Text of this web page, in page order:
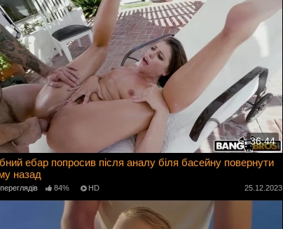
36:44
ебар попросив після аналу біля басейну повернути
назад
84% HD 25.12.2023